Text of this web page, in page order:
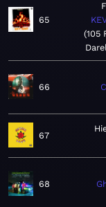
65
105
66
67
68